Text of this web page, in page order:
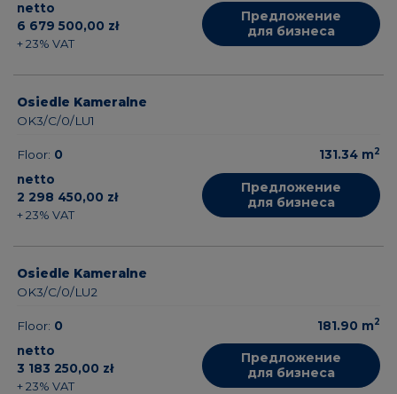
netto
6 679 500,00 zł
+ 23% VAT
Предложение
для бизнеса
Osiedle Kameralne
OK3/C/0/LU1
Floor: 0
netto
2 298 450,00 zł
+ 23% VAT
131.34 m2
Предложение
для бизнеса
Osiedle Kameralne
OK3/C/0/LU2
Floor: 0
netto
3 183 250,00 zł
+ 23% VAT
181.90 m2
Предложение
для бизнеса